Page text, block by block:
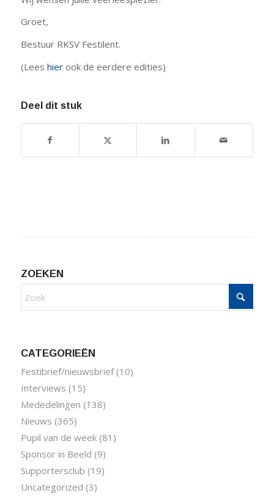
Groet,
Bestuur RKSV Festilent.
(Lees hierook de eerdere edities)
Deel dit stuk
ZOEKEN
CATEGORIEËN
Festibrief/nieuwsbrief(10)
Interviews (15)
Mededelingen (138)
Nieuws (365)
Pupil van de week(81)
Sponsor in Beeld (9)
Supportersclub (19)
Uncategorized (3)